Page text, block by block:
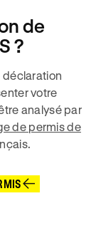
de
?
déclaration
votre
analysé par
de permis de